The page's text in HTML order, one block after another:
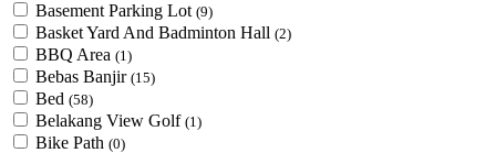
Basement Parking Lot (9)
Basket Yard And Badminton Hall (2)
BBQ Area (1)
Bebas Banjir (15)
Bed (58)
Belakang View Golf (1)
Bike Path (0)